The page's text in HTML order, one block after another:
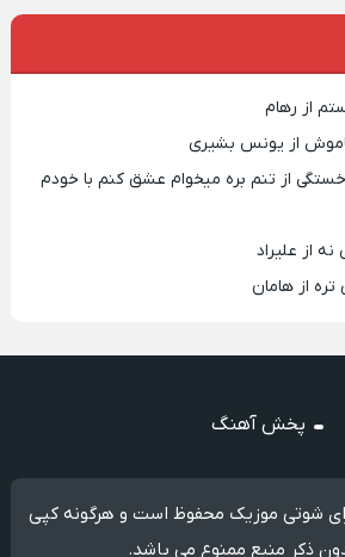
از رهام
از یونس بشیری
از تنم بره میخوام عشق کنم با خودم
از علیراد
از هامان
پخش آهنگ
شوتی موزیک محفوظ است و هرگونه کپی
ذکر منبع ممنوع می باشد.